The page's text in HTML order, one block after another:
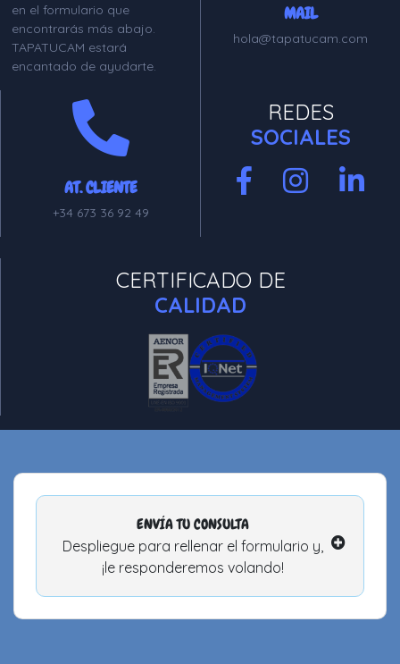
en el formulario que
encontrarás más abajo.
TAPATUCAM estará
encantado de ayudarte.
MAIL
hola@tapatucam.com
AT. CLIENTE
+34 673 36 92 49
REDES
SOCIALES
CERTIFICADO DE
CALIDAD
ENVÍA TU CONSULTA
Despliegue para rellenar el formulario y,
¡le responderemos volando!